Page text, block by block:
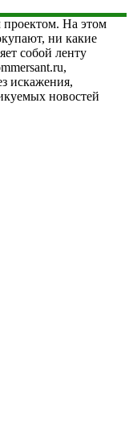
проектом. На этом
ни какие
собой ленту
искажения,
новостей